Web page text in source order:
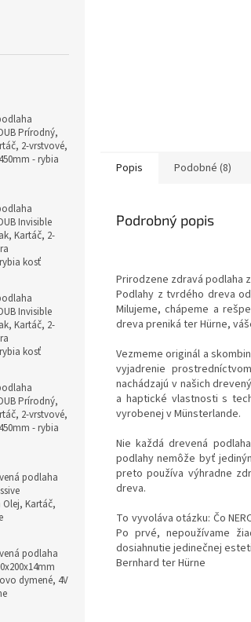
Prírodný,
2-vrstvové,
- rybia
Invisible
Kartáč, 2-
kosť
Invisible
Kartáč, 2-
kosť
Prírodný,
2-vrstvové,
- rybia
podlaha
Olej, Kartáč,
podlaha
dymené, 4V
Popis Podobné (8)
Podrobný popis
Prirodzene zdravá podlaha
Podlahy z tvrdého dreva
Milujeme, chápeme a
dreva preniká ter Hürne,
Vezmeme originál a
vyjadrenie
nachádzajú v našich
a haptické vlastnosti s
vyrobenej v Münsterlande.
Nie každá drevená
podlahy nemôže byť
preto používa výhradne
dreva.
To vyvoláva otázku: Čo
Po prvé, nepoužívame
dosiahnutie jedinečnej
Bernhard ter Hürne